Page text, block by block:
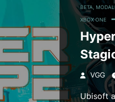
BETA,
XBOX ONE
VGG
Ubisoft